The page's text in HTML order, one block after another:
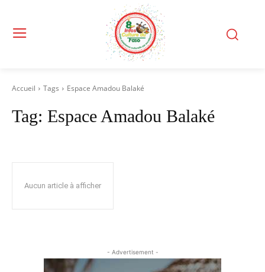
Accueil Tags Espace Amadou Balaké
Tag: Espace Amadou Balaké
Aucun article à afficher
- Advertisement -